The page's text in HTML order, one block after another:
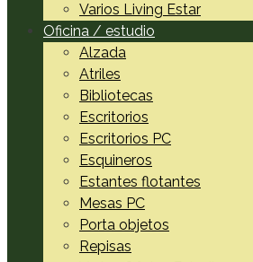
Varios Living Estar
Oficina / estudio
Alzada
Atriles
Bibliotecas
Escritorios
Escritorios PC
Esquineros
Estantes flotantes
Mesas PC
Porta objetos
Repisas